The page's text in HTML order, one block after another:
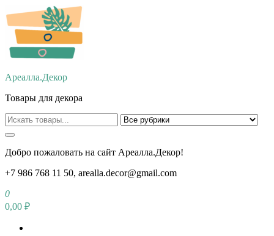
Перейти
к
содержимому
Ареалла.Декор
Товары для декора
Добро пожаловать на сайт Ареалла.Декор!
+7 986 768 11 50, arealla.decor@gmail.com
0
0,00 ₽